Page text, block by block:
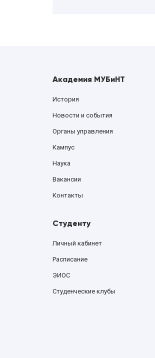
Академия МУБиНТ
История
Новости и события
Органы управления
Кампус
Наука
Вакансии
Контакты
Студенту
Личный кабинет
Расписание
ЭИОС
Студенческие клубы